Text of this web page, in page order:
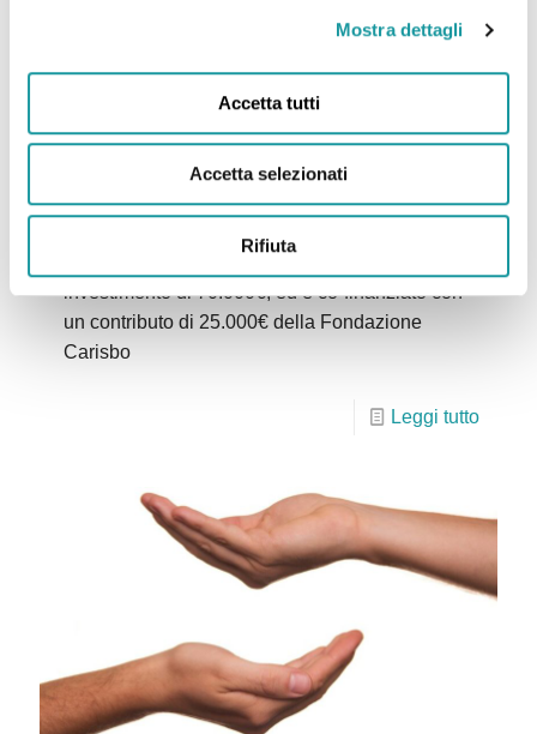
Mostra dettagli
Accetta tutti
Accetta selezionati
Rifiuta
Fondazione Carisbo un aiuto per 5 famiglie in
Con il progetto “L’accoglienza che cura”
vogliamo fornire servizi integrati, per un anno,
ad almeno cinque famiglie che versano in uno
stato di difficoltà e disagio, aggravato dalla
investimento di 70.000€, ed è co-finanziato con
un contributo di 25.000€ della Fondazione
Carisbo
Leggi tutto